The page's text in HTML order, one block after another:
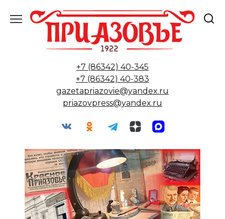
содержанию
+7 (86342) 40-345
+7 (86342) 40-383
gazetapriazovie@yandex.ru
priazovpress@yandex.ru